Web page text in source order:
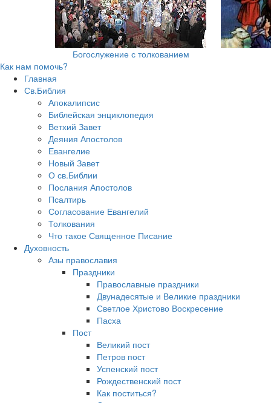
Богослужение с толкованием
Как нам помочь?
Главная
Св.Библия
Апокалипсис
Библейская энциклопедия
Ветхий Завет
Деяния Апостолов
Евангелие
Новый Завет
О св.Библии
Послания Апостолов
Псалтирь
Согласование Евангелий
Толкования
Что такое Священное Писание
Духовность
Азы православия
Праздники
Православные праздники
Двунадесятые и Великие праздники
Светлое Христово Воскресение
Пасха
Пост
Великий пост
Петров пост
Успенский пост
Рождественский пост
Как поститься?